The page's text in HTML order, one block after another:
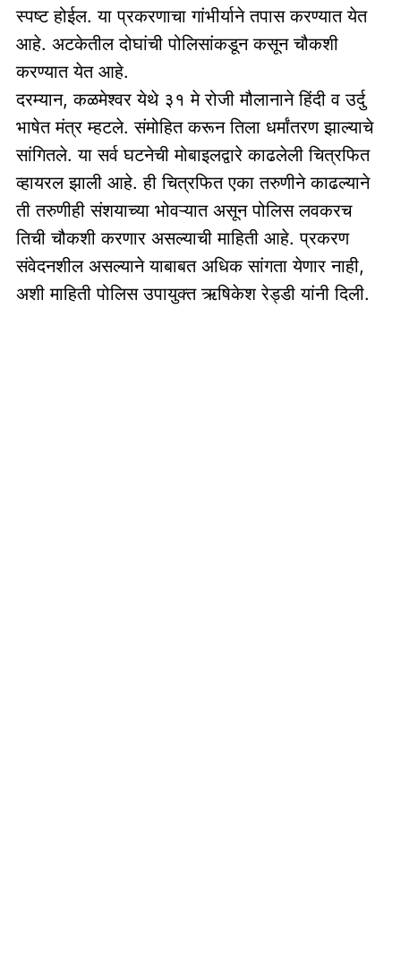
स्पष्ट होईल. या प्रकरणाचा गांभीर्याने तपास करण्यात येत
आहे. अटकेतील दोघांची पोलिसांकडून कसून चौकशी
करण्यात येत आहे.
दरम्यान, कळमेश्वर येथे ३१ मे रोजी मौलानाने हिंदी व उर्दु
भाषेत मंत्र म्हटले. संमोहित करून तिला धर्मांतरण झाल्याचे
सांगितले. या सर्व घटनेची मोबाइलद्वारे काढलेली चित्रफित
व्हायरल झाली आहे. ही चित्रफित एका तरुणीने काढल्याने
ती तरुणीही संशयाच्या भोवऱ्यात असून पोलिस लवकरच
तिची चौकशी करणार असल्याची माहिती आहे. प्रकरण
संवेदनशील असल्याने याबाबत अधिक सांगता येणार नाही,
अशी माहिती पोलिस उपायुक्त ऋषिकेश रेड्डी यांनी दिली.